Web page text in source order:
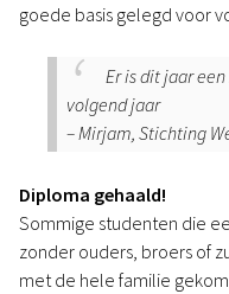
goede basis gelegd voor
Er is dit jaar
volgend jaar
– Mirjam, Stichting
Diploma gehaald!
Sommige studenten die
zonder ouders, broers of
met de hele familie